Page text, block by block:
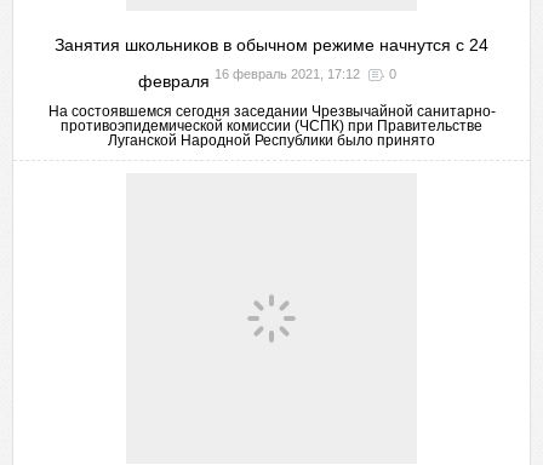
Занятия школьников в обычном режиме начнутся с 24
февраля 16 февраль 2021, 17:12 0
На состоявшемся сегодня заседании Чрезвычайной санитарно-
противоэпидемической комиссии (ЧСПК) при Правительстве
Луганской Народной Республики было принято